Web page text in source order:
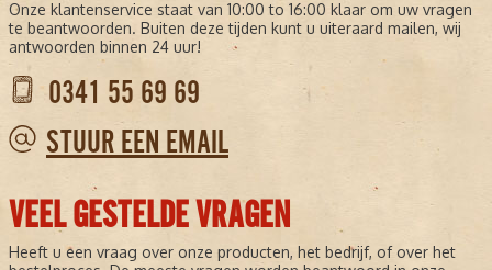
Onze klantenservice staat van 10:00 to 16:00 klaar om uw vragen
te beantwoorden. Buiten deze tijden kunt u uiteraard mailen, wij
antwoorden binnen 24 uur!
0341 55 69 69
STUUR EEN EMAIL
VEEL GESTELDE VRAGEN
Heeft u een vraag over onze producten, het bedrijf, of over het